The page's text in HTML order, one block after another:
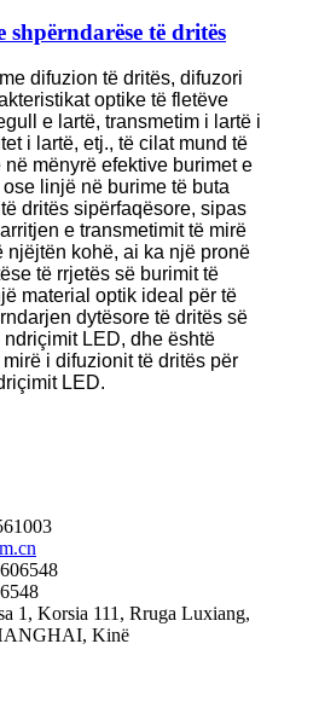
të dritës
difuzion të dritës, difuzori
optike të fletëve
e lartë, transmetim i lartë i
i lartë, etj., të cilat mund të
në mënyrë efektive burimet e
linjë në burime të buta
dritës sipërfaqësore, sipas
e transmetimit të mirë
njëjtën kohë, ai ka një pronë
të rrjetës së burimit të
material optik ideal për të
dytësore të dritës së
ndriçimit LED, dhe është
i difuzionit të dritës për
LED.
1, Korsia 111, Rruga Luxiang,
Kinë